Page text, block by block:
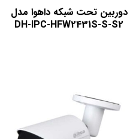
دوربین تحت شبکه داهوا مدل
DH-IPC-HFW2431S-S-S2